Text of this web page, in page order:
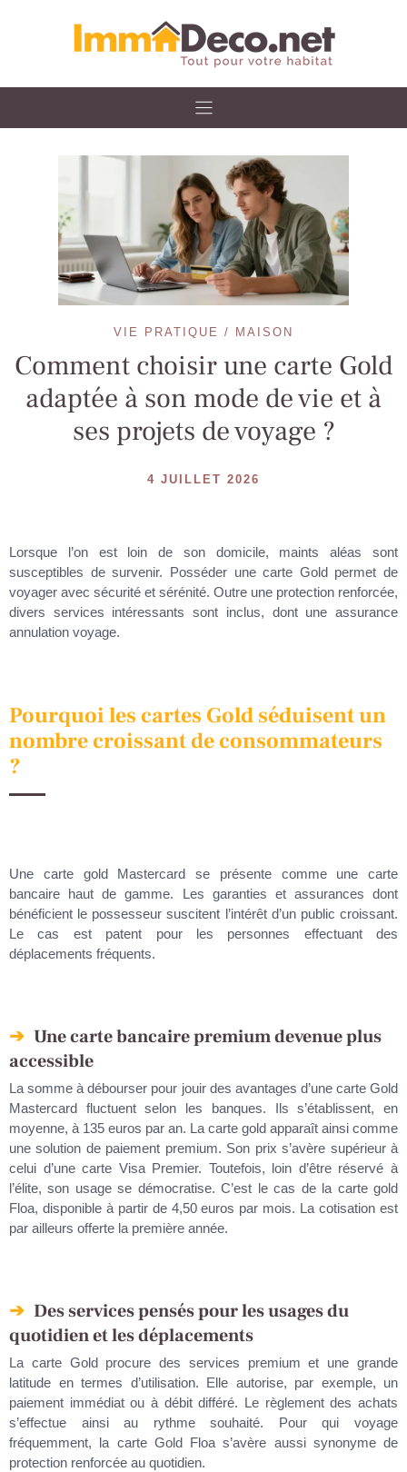
VIE PRATIQUE / MAISON
Comment choisir une carte Gold
adaptée à son mode de vie et à
ses projets de voyage ?
4 JUILLET 2026
Lorsque l’on est loin de son domicile, maints aléas sont
susceptibles de survenir. Posséder une carte Gold permet de
voyager avec sécurité et sérénité. Outre une protection renforcée,
divers services intéressants sont inclus, dont une assurance
annulation voyage.
Pourquoi les cartes Gold séduisent un
nombre croissant de consommateurs
?
Une carte gold Mastercard se présente comme une carte
bancaire haut de gamme. Les garanties et assurances dont
bénéficient le possesseur suscitent l’intérêt d’un public croissant.
Le cas est patent pour les personnes effectuant des
déplacements fréquents.
Une carte bancaire premium devenue plus
accessible
La somme à débourser pour jouir des avantages d’une carte Gold
Mastercard fluctuent selon les banques. Ils s’établissent, en
moyenne, à 135 euros par an. La carte gold apparaît ainsi comme
une solution de paiement premium. Son prix s’avère supérieur à
celui d’une carte Visa Premier. Toutefois, loin d’être réservé à
l’élite, son usage se démocratise. C’est le cas de la carte gold
Floa, disponible à partir de 4,50 euros par mois. La cotisation est
par ailleurs offerte la première année.
Des services pensés pour les usages du
quotidien et les déplacements
La carte Gold procure des services premium et une grande
latitude en termes d’utilisation. Elle autorise, par exemple, un
paiement immédiat ou à débit différé. Le règlement des achats
s’effectue ainsi au rythme souhaité. Pour qui voyage
fréquemment, la carte Gold Floa s’avère aussi synonyme de
protection renforcée au quotidien.